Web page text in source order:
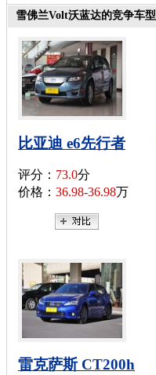
雪佛兰Volt沃蓝达的竞争车型
比亚迪 e6先行者
评分： 73.0分
价格： 36.98-36.98万
雷克萨斯 CT200h